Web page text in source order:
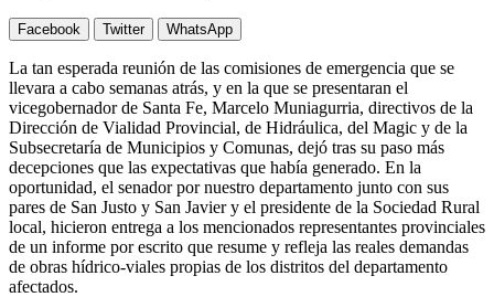
Facebook Twitter WhatsApp
La tan esperada reunión de las comisiones de emergencia que se
llevara a cabo semanas atrás, y en la que se presentaran el
vicegobernador de Santa Fe, Marcelo Muniagurria, directivos de la
Dirección de Vialidad Provincial, de Hidráulica, del Magic y de la
Subsecretaría de Municipios y Comunas, dejó tras su paso más
decepciones que las expectativas que había generado. En la
oportunidad, el senador por nuestro departamento junto con sus
pares de San Justo y San Javier y el presidente de la Sociedad Rural
local, hicieron entrega a los mencionados representantes provinciales
de un informe por escrito que resume y refleja las reales demandas
de obras hídrico-viales propias de los distritos del departamento
afectados.